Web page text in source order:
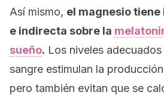
Así mismo, el magnesio
e indirecta sobre la
sueño. Los niveles
sangre estimulan la
pero también evitan que se